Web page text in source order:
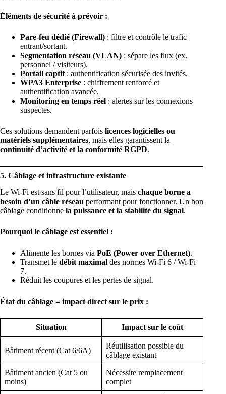
Éléments de sécurité à prévoir :
Pare-feu dédié (Firewall) : filtre et contrôle le trafic
entrant/sortant.
Segmentation réseau (VLAN) : sépare les flux (ex.
personnel / visiteurs).
Portail captif: authentification sécurisée des invités.
WPA3 Enterprise : chiffrement renforcé et
authentification avancée.
Monitoring en temps réel : alertes sur les connexions
suspectes.
Ces solutions demandent parfois licences logicielles ou
matériels supplémentaires, mais elles garantissent la
continuité d’activité et la conformité RGPD.
5. Câblage et infrastructure existante
Le Wi-Fi est sans fil pour l’utilisateur, mais chaque borne a
besoin d’un câble réseau performant pour fonctionner. Un bon
câblage conditionne la puissance et la stabilité du signal.
Pourquoi le câblage est essentiel :
Alimente les bornes via PoE (Power over Ethernet).
Transmet le débit maximal des normes Wi-Fi 6 / Wi-Fi
7.
Réduit les coupures et les pertes de signal.
État du câblage = impact direct sur le prix :
Situation Impact sur le coût
Bâtiment récent (Cat 6/6A)
Réutilisation possible du
câblage existant
Bâtiment ancien (Cat 5 ou
moins)
Nécessite remplacement
complet